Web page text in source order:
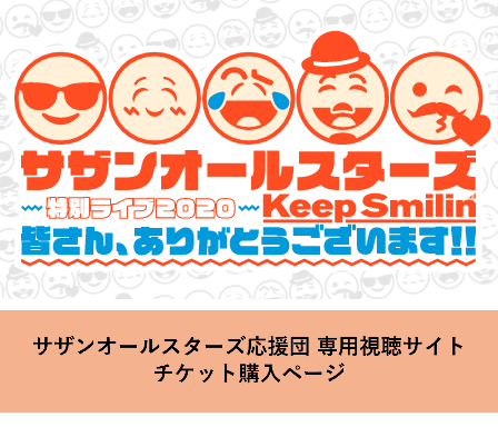
サザンオールスターズ 特別ライブ 2020
2020.06.25 Thu 20:00 Start at 横浜アリーナ